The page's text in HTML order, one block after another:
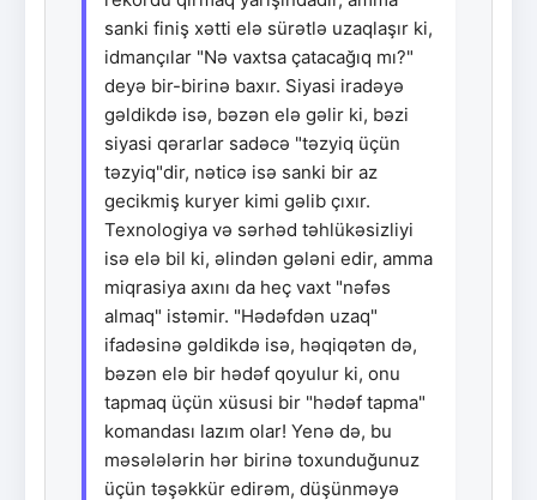
sanki finiş xətti elə sürətlə uzaqlaşır ki,
idmançılar "Nə vaxtsa çatacağıq mı?"
deyə bir-birinə baxır. Siyasi iradəyə
gəldikdə isə, bəzən elə gəlir ki, bəzi
siyasi qərarlar sadəcə "təzyiq üçün
təzyiq"dir, nəticə isə sanki bir az
gecikmiş kuryer kimi gəlib çıxır.
Texnologiya və sərhəd təhlükəsizliyi
isə elə bil ki, əlindən gələni edir, amma
miqrasiya axını da heç vaxt "nəfəs
almaq" istəmir. "Hədəfdən uzaq"
ifadəsinə gəldikdə isə, həqiqətən də,
bəzən elə bir hədəf qoyulur ki, onu
tapmaq üçün xüsusi bir "hədəf tapma"
komandası lazım olar! Yenə də, bu
məsələlərin hər birinə toxunduğunuz
üçün təşəkkür edirəm, düşünməyə